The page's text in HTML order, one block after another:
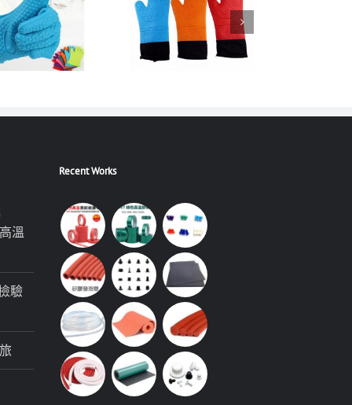
溫
驗
Recent Works